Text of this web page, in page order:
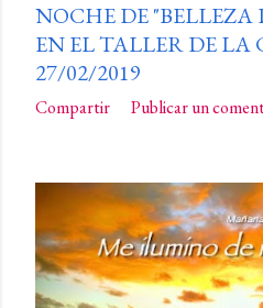
NOCHE DE "BELLEZA
EN EL TALLER DE LA
27/02/2019
Compartir Publicar un